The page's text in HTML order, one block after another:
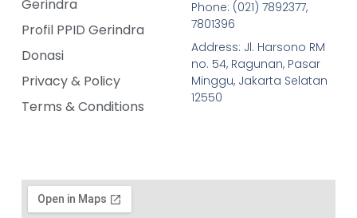
Gerindra
Profil PPID Gerindra
Donasi
Privacy & Policy
Terms & Conditions
Phone: (021) 7892377,
7801396
Address: Jl. Harsono RM
no. 54, Ragunan, Pasar
Minggu, Jakarta Selatan
12550